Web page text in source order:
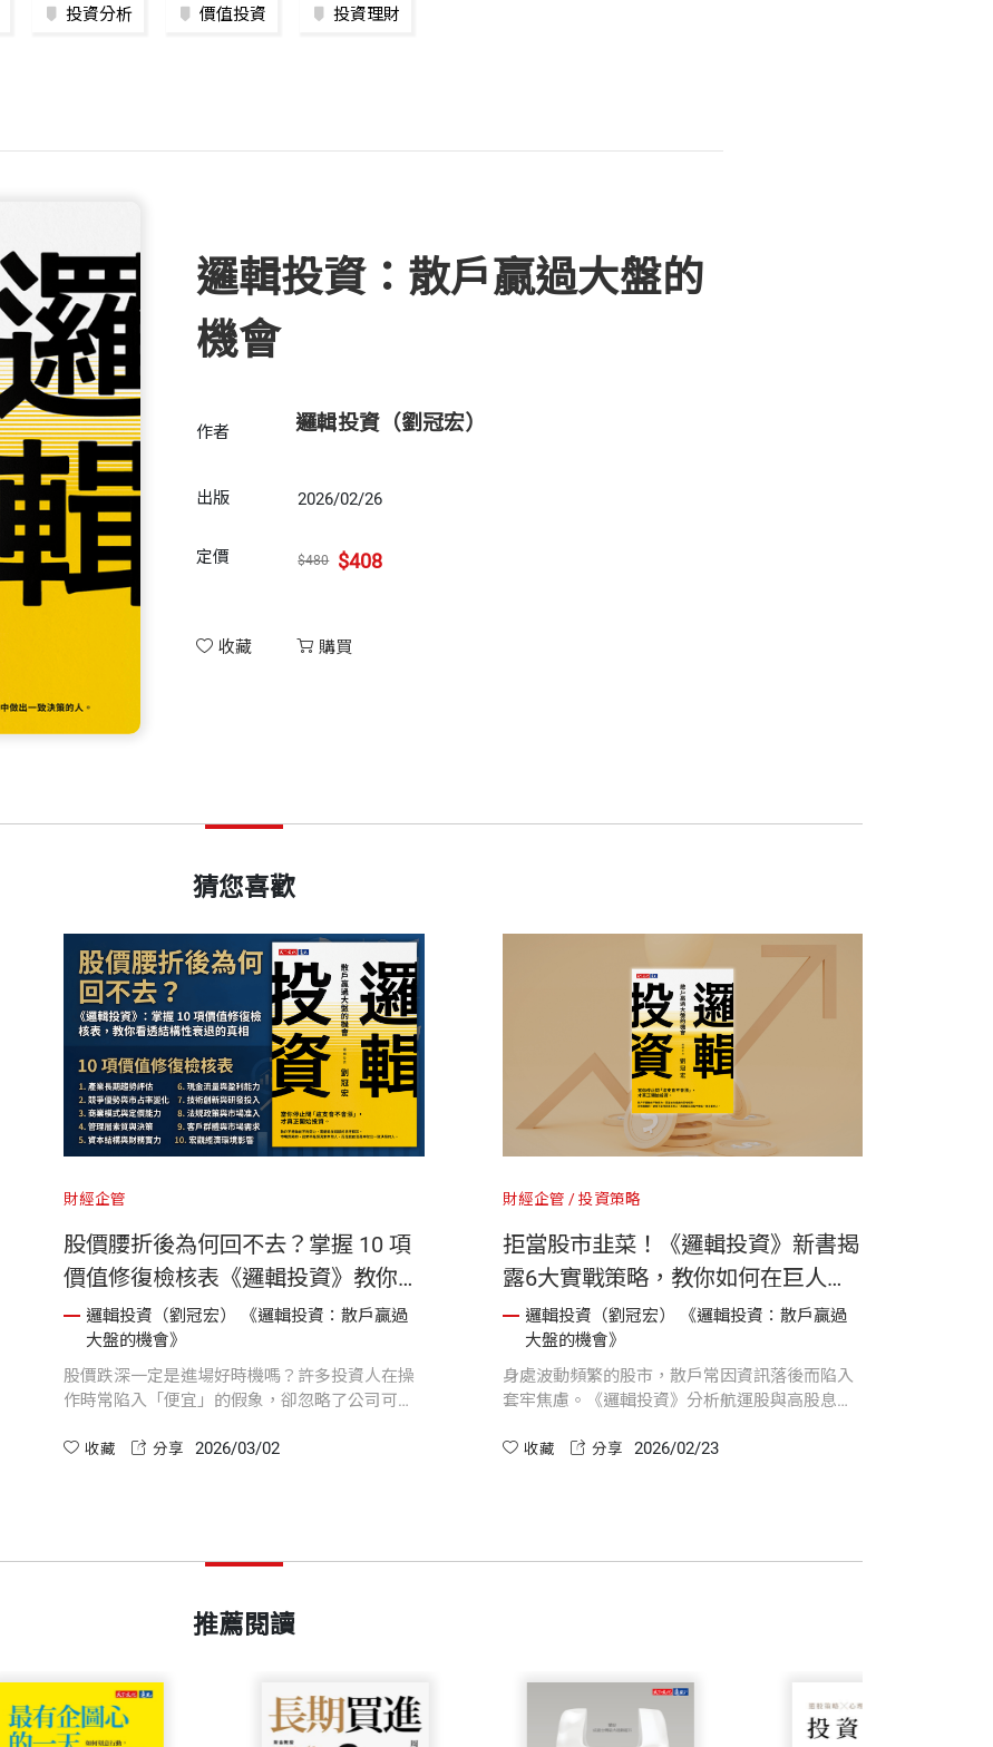
投資分析 價值投資 投資理財
邏輯投資：散戶贏過大盤的
機會
作者 邏輯投資（劉冠宏）
出版 2026/02/26
定價 $480 $408
收藏 購買
猜您喜歡
財經企管
股價腰折後為何回不去？掌握 10 項
價值修復檢核表《邏輯投資》教你看
透結構性衰退的真相
邏輯投資（劉冠宏） 《邏輯投資：散戶贏過
大盤的機會》
股價跌深一定是進場好時機嗎？許多投資人在操
作時常陷入「便宜」的假象，卻忽略了公司可能
資》將深入剖析如何分辨公司是處於暫時性的挫
收藏 分享 2026/03/02
財經企管 投資策略
拒當股市韭菜！《邏輯投資》新書揭
露6大實戰策略，教你如何在巨人的
戰場活下來
邏輯投資（劉冠宏） 《邏輯投資：散戶贏過
大盤的機會》
身處波動頻繁的股市，散戶常因資訊落後而陷入
套牢焦慮。《邏輯投資》分析航運股與高股息
價值修復、理解商業模式等六大策略，避開法人
收藏 分享 2026/02/23
推薦閱讀